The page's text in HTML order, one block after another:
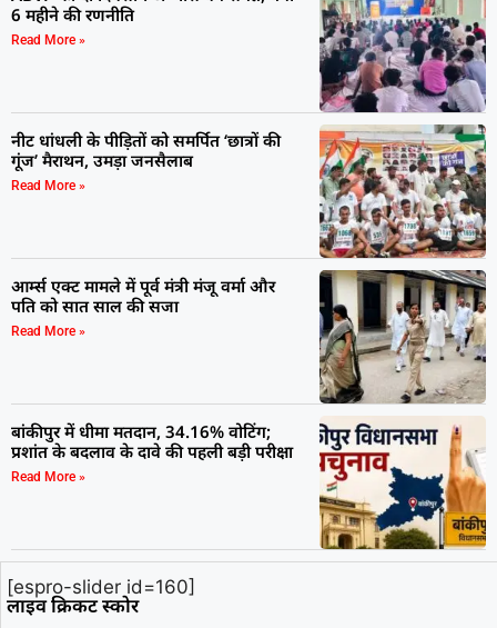
6 महीने की रणनीति
Read More »
नीट धांधली के पीड़ितों को समर्पित ‘छात्रों की
गूंज’ मैराथन, उमड़ा जनसैलाब
Read More »
आर्म्स एक्ट मामले में पूर्व मंत्री मंजू वर्मा और
पति को सात साल की सजा
Read More »
बांकीपुर में धीमा मतदान, 34.16% वोटिंग;
प्रशांत के बदलाव के दावे की पहली बड़ी परीक्षा
Read More »
[espro-slider id=160]
लाइव क्रिकट स्कोर